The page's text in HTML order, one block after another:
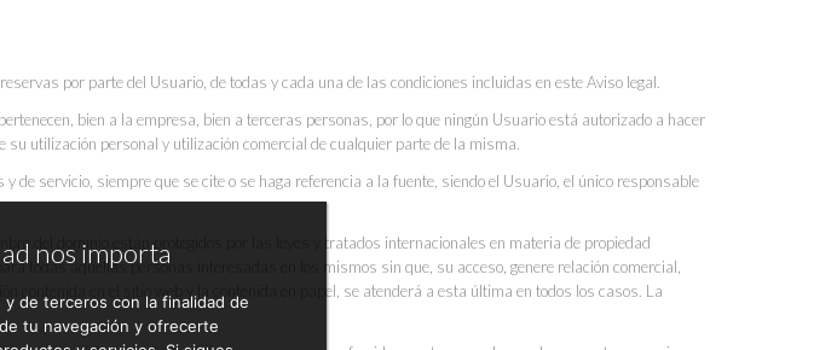
por parte del Usuario, de todas y cada una de las condiciones incluidas en este Aviso legal.
bien a la empresa, bien a terceras personas, por lo que ningún Usuario está autorizado a hacer
utilización personal y utilización comercial de cualquier parte de la misma.
servicio, siempre que se cite o se haga referencia a la fuente, siendo el Usuario, el único responsable
del dominio están protegidos por las leyes y tratados internacionales en materia de propiedad
todas aquellas personas interesadas en los mismos sin que, su acceso, genere relación comercial,
en el sitio web y la contenida en papel, se atenderá a esta última en todos los casos. La
nos importa
de terceros con la finalidad de
tu navegación y ofrecerte